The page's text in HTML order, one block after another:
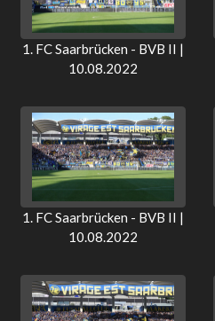
1. FC Saarbrücken - BVB II |
10.08.2022
1. FC Saarbrücken - BVB II |
10.08.2022